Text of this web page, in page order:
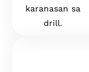
karanasan sa
drill.